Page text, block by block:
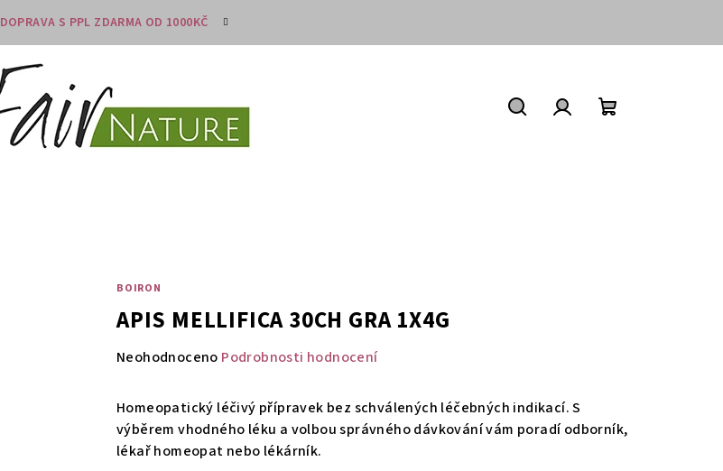
DOPRAVA S PPL ZDARMA OD 1000KČ
Nákupní
BOIRON
APIS MELLIFICA 30CH GRA 1X4G
Průměrné
produktu
je
0,0
Neohodnoceno Podrobnosti hodnocení
Homeopatický léčivý přípravek bez schválených léčebných indikací. S
výběrem vhodného léku a volbou správného dávkování vám poradí odborník,
lékař homeopat nebo lékárník.